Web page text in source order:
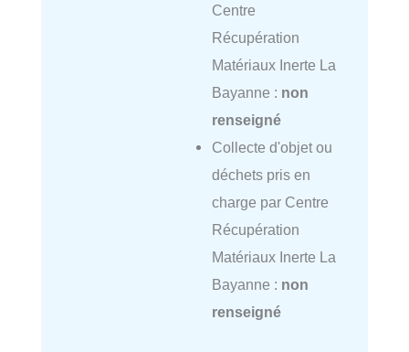
Centre
Récupération
Matériaux Inerte La
Bayanne : non
renseigné
Collecte d'objet ou
déchets pris en
charge par Centre
Récupération
Matériaux Inerte La
Bayanne : non
renseigné